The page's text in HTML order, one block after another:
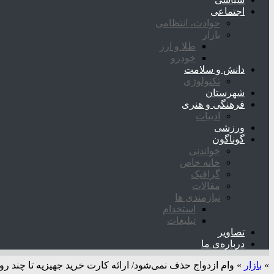
اجتماعی
حوادث، انتظامی
بازار
طلا و ارز
خودرو
دانش و سلامت
تکنولوژی
شهرستان
فرهنگی و هنری
ادبیات
ورزشی
گوناگون
خواندنی
خانه خاص
گرافیک
مقالات
نیازمندی ها
استخدام
تبلیغات
تصاویر
درباره‌ی ما
» بازار » وام ازدواج حذف نمی‌شود/ ارائه کارت خرید جهیزیه تا چند